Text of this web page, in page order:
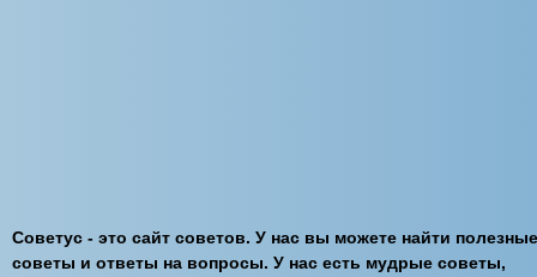
Советус - это сайт советов. У нас вы можете найти полезные
советы и ответы на вопросы. У нас есть мудрые советы,